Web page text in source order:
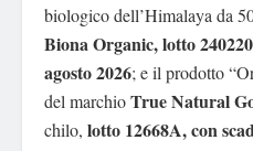
biologico dell’Himalaya da
Biona Organic, lotto
agosto 2026; e il prodotto
del marchioTrue Natural
chilo, lotto 12668A, con